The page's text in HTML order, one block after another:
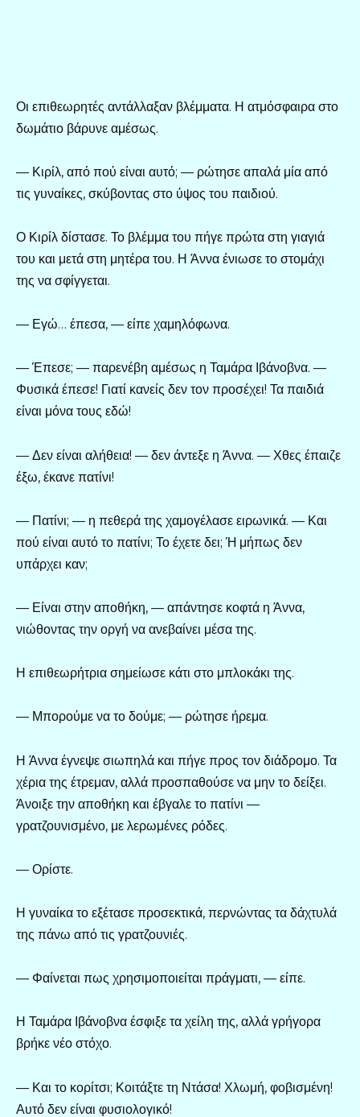
Οι επιθεωρητές αντάλλαξαν βλέμματα. Η ατμόσφαιρα στο
δωμάτιο βάρυνε αμέσως.
— Κιρίλ, από πού είναι αυτό; — ρώτησε απαλά μία από
τις γυναίκες, σκύβοντας στο ύψος του παιδιού.
Ο Κιρίλ δίστασε. Το βλέμμα του πήγε πρώτα στη γιαγιά
του και μετά στη μητέρα του. Η Άννα ένιωσε το στομάχι
της να σφίγγεται.
— Εγώ… έπεσα, — είπε χαμηλόφωνα.
— Έπεσε; — παρενέβη αμέσως η Ταμάρα Ιβάνοβνα. —
Φυσικά έπεσε! Γιατί κανείς δεν τον προσέχει! Τα παιδιά
είναι μόνα τους εδώ!
— Δεν είναι αλήθεια! — δεν άντεξε η Άννα. — Χθες έπαιζε
έξω, έκανε πατίνι!
— Πατίνι; — η πεθερά της χαμογέλασε ειρωνικά. — Και
πού είναι αυτό το πατίνι; Το έχετε δει; Ή μήπως δεν
υπάρχει καν;
— Είναι στην αποθήκη, — απάντησε κοφτά η Άννα,
νιώθοντας την οργή να ανεβαίνει μέσα της.
Η επιθεωρήτρια σημείωσε κάτι στο μπλοκάκι της.
— Μπορούμε να το δούμε; — ρώτησε ήρεμα.
Η Άννα έγνεψε σιωπηλά και πήγε προς τον διάδρομο. Τα
χέρια της έτρεμαν, αλλά προσπαθούσε να μην το δείξει.
Άνοιξε την αποθήκη και έβγαλε το πατίνι —
γρατζουνισμένο, με λερωμένες ρόδες.
— Ορίστε.
Η γυναίκα το εξέτασε προσεκτικά, περνώντας τα δάχτυλά
της πάνω από τις γρατζουνιές.
— Φαίνεται πως χρησιμοποιείται πράγματι, — είπε.
Η Ταμάρα Ιβάνοβνα έσφιξε τα χείλη της, αλλά γρήγορα
βρήκε νέο στόχο.
— Και το κορίτσι; Κοιτάξτε τη Ντάσα! Χλωμή, φοβισμένη!
Αυτό δεν είναι φυσιολογικό!